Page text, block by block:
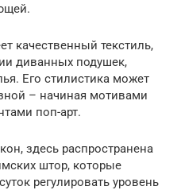
качественный текстиль,
диванных подушек,
Его стилистика может
– начиная мотивами
поп-арт.
здесь распространена
штор, которые
регулировать уровень